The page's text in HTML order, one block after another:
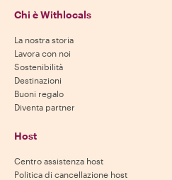
Chi è Withlocals
La nostra storia
Lavora con noi
Sostenibilità
Destinazioni
Buoni regalo
Diventa partner
Host
Centro assistenza host
Politica di cancellazione host